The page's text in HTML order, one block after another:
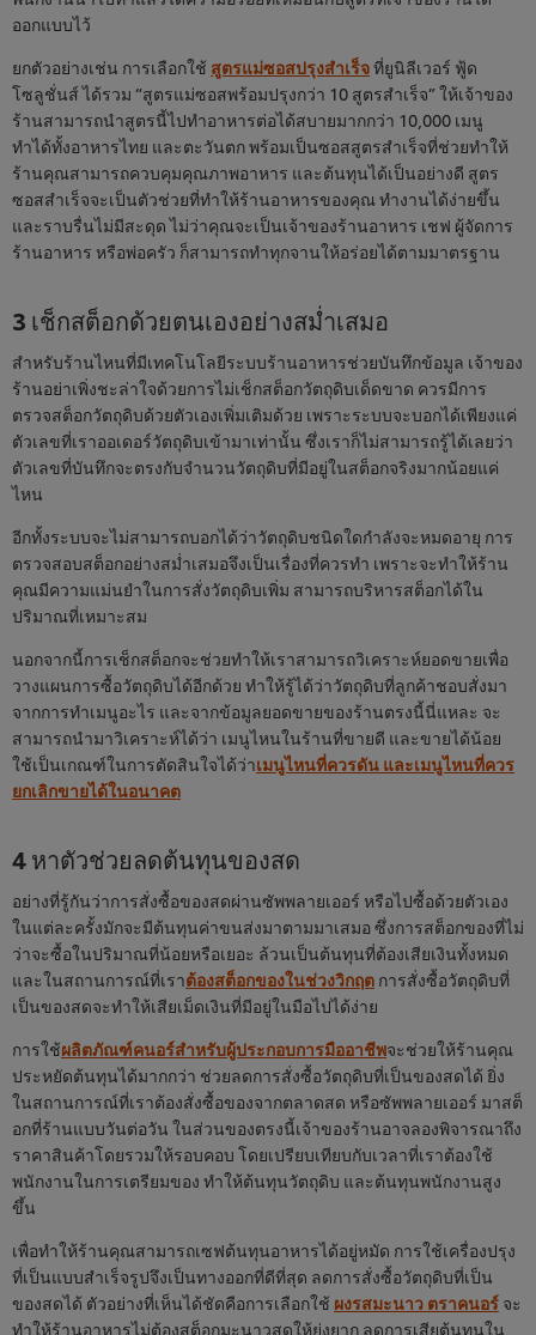
ออกแบบไว้
ยกตัวอย่างเช่น การเลือกใช้ สูตรแม่ซอสปรุงสำเร็จที่ยูนิลีเวอร์ ฟู้ด
โซลูชั่นส์ ได้รวม “สูตรแม่ซอสพร้อมปรุงกว่า 10 สูตรสำเร็จ” ให้เจ้าของ
ร้านสามารถนำสูตรนี้ไปทำอาหารต่อได้สบายมากกว่า 10,000 เมนู
ทำได้ทั้งอาหารไทย และตะวันตก พร้อมเป็นซอสสูตรสำเร็จที่ช่วยทำให้
ร้านคุณสามารถควบคุมคุณภาพอาหาร และต้นทุนได้เป็นอย่างดี สูตร
ซอสสำเร็จจะเป็นตัวช่วยที่ทำให้ร้านอาหารของคุณ ทำงานได้ง่ายขึ้น
และราบรื่นไม่มีสะดุด ไม่ว่าคุณจะเป็นเจ้าของร้านอาหาร เชฟ ผู้จัดการ
ร้านอาหาร หรือพ่อครัว ก็สามารถทำทุกจานให้อร่อยได้ตามมาตรฐาน
3 เช็กสต็อกด้วยตนเองอย่างสม่ำเสมอ
สำหรับร้านไหนที่มีเทคโนโลยีระบบร้านอาหารช่วยบันทึกข้อมูล เจ้าของ
ร้านอย่าเพิ่งชะล่าใจด้วยการไม่เช็กสต็อกวัตถุดิบเด็ดขาด ควรมีการ
ตรวจสต็อกวัตถุดิบด้วยตัวเองเพิ่มเติมด้วย เพราะระบบจะบอกได้เพียงแค่
ตัวเลขที่เราออเดอร์วัตถุดิบเข้ามาเท่านั้น ซึ่งเราก็ไม่สามารถรู้ได้เลยว่า
ตัวเลขที่บันทึกจะตรงกับจำนวนวัตถุดิบที่มีอยู่ในสต็อกจริงมากน้อยแค่
ไหน
อีกทั้งระบบจะไม่สามารถบอกได้ว่าวัตถุดิบชนิดใดกำลังจะหมดอายุ การ
ตรวจสอบสต็อกอย่างสม่ำเสมอจึงเป็นเรื่องที่ควรทำ เพราะจะทำให้ร้าน
คุณมีความแม่นยำในการสั่งวัตถุดิบเพิ่ม สามารถบริหารสต็อกได้ใน
ปริมาณที่เหมาะสม
นอกจากนี้การเช็กสต็อกจะช่วยทำให้เราสามารถวิเคราะห์ยอดขายเพื่อ
วางแผนการซื้อวัตถุดิบได้อีกด้วย ทำให้รู้ได้ว่าวัตถุดิบที่ลูกค้าชอบสั่งมา
จากการทำเมนูอะไร และจากข้อมูลยอดขายของร้านตรงนี้นี่แหละ จะ
สามารถนำมาวิเคราะห์ได้ว่า เมนูไหนในร้านที่ขายดี และขายได้น้อย
ใช้เป็นเกณฑ์ในการตัดสินใจได้ว่าเมนูไหนที่ควรดัน และเมนูไหนที่ควร
ยกเลิกขายได้ในอนาคต
4 หาตัวช่วยลดต้นทุนของสด
อย่างที่รู้กันว่าการสั่งซื้อของสดผ่านซัพพลายเออร์ หรือไปซื้อด้วยตัวเอง
ในแต่ละครั้งมักจะมีต้นทุนค่าขนส่งมาตามมาเสมอ ซึ่งการสต็อกของที่ไม่
ว่าจะซื้อในปริมาณที่น้อยหรือเยอะ ล้วนเป็นต้นทุนที่ต้องเสียเงินทั้งหมด
และในสถานการณ์ที่เราต้องสต็อกของในช่วงวิกฤต การสั่งซื้อวัตถุดิบที่
เป็นของสดจะทำให้เสียเม็ดเงินที่มีอยู่ในมือไปได้ง่าย
การใช้ผลิตภัณฑ์คนอร์สำหรับผู้ประกอบการมืออาชีพจะช่วยให้ร้านคุณ
ประหยัดต้นทุนได้มากกว่า ช่วยลดการสั่งซื้อวัตถุดิบที่เป็นของสดได้ ยิ่ง
ในสถานการณ์ที่เราต้องสั่งซื้อของจากตลาดสด หรือซัพพลายเออร์ มาสต็
อกที่ร้านแบบวันต่อวัน ในส่วนของตรงนี้เจ้าของร้านอาจลองพิจารณาถึง
ราคาสินค้าโดยรวมให้รอบคอบ โดยเปรียบเทียบกับเวลาที่เราต้องใช้
พนักงานในการเตรียมของ ทำให้ต้นทุนวัตถุดิบ และต้นทุนพนักงานสูง
ขึ้น
เพื่อทำให้ร้านคุณสามารถเซฟต้นทุนอาหารได้อยู่หมัด การใช้เครื่องปรุง
ที่เป็นแบบสำเร็จรูปจึงเป็นทางออกที่ดีที่สุด ลดการสั่งซื้อวัตถุดิบที่เป็น
ของสดได้ ตัวอย่างที่เห็นได้ชัดคือการเลือกใช้ ผงรสมะนาว ตราคนอร์ จะ
ทำให้ร้านอาหารไม่ต้องสต็อกมะนาวสดให้ยุ่งยาก ลดการเสียต้นทุนใน